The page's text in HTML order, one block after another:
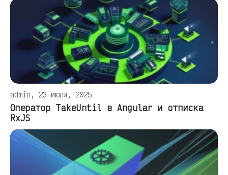
admin, 23 июля, 2025
Оператор TakeUntil в Angular и отписка
RxJS